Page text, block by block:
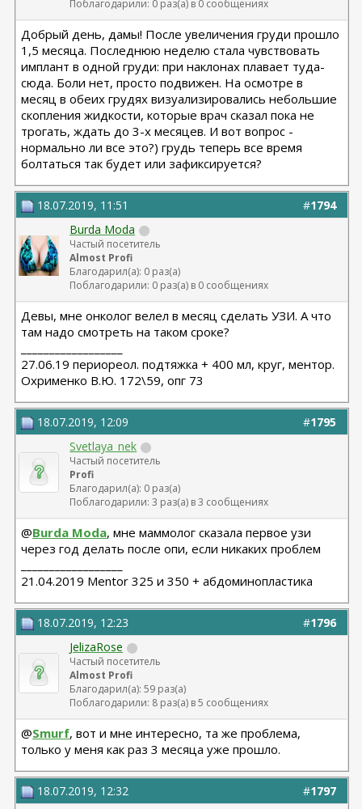
Поблагодарили: 0 раз(а) в 0 сообщениях
Добрый день, дамы! После увеличения груди прошло
1,5 месяца. Последнюю неделю стала чувствовать
имплант в одной груди: при наклонах плавает туда-
сюда. Боли нет, просто подвижен. На осмотре в
месяц в обеих грудях визуализировались небольшие
скопления жидкости, которые врач сказал пока не
трогать, ждать до 3-х месяцев. И вот вопрос -
нормально ли все это?) грудь теперь все время
болтаться так будет или зафиксируется?
#1794
18.07.2019, 11:51
Burda Moda
Частый посетитель
Almost Profi
Благодарил(а): 0 раз(а)
Поблагодарили: 0 раз(а) в 0 сообщениях
Девы, мне онколог велел в месяц сделать УЗИ. А что
там надо смотреть на таком сроке?
27.06.19 периореол. подтяжка + 400 мл, круг, ментор.
Охрименко В.Ю. 172\59, опг 73
#1795
18.07.2019, 12:09
Svetlaya_nek
Частый посетитель
Profi
Благодарил(а): 0 раз(а)
Поблагодарили: 3 раз(а) в 3 сообщениях
@Burda Moda, мне маммолог сказала первое узи
через год делать после опи, если никаких проблем
21.04.2019 Mentor 325 и 350 + абдоминопластика
#1796
18.07.2019, 12:23
JelizaRose
Частый посетитель
Almost Profi
Благодарил(а): 59 раз(а)
Поблагодарили: 8 раз(а) в 5 сообщениях
@Smurf, вот и мне интересно, та же проблема,
только у меня как раз 3 месяца уже прошло.
#1797
18.07.2019, 12:32